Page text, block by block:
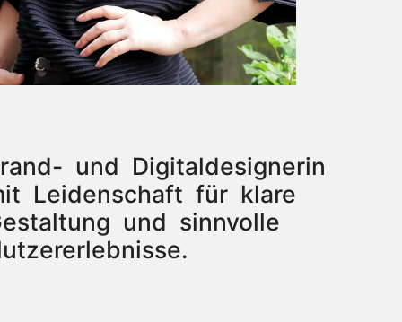
und Digitaldesignerin
Leidenschaft für klare
und sinnvolle